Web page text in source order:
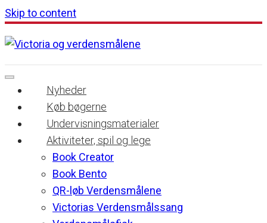
Skip to content
Nyheder
Køb bøgerne
Undervisningsmaterialer
Aktiviteter, spil og lege
Book Creator
Book Bento
QR-løb Verdensmålene
Victorias Verdensmålssang